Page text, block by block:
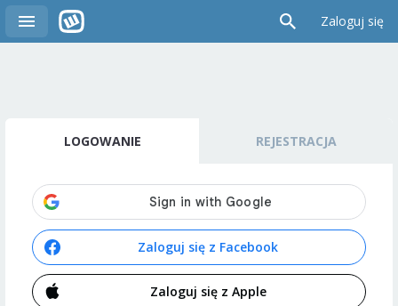
Zaloguj się
LOGOWANIE REJESTRACJA
Zaloguj się z Facebook
Zaloguj się z Apple